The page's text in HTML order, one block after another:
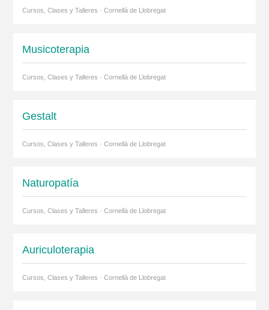
Cursos, Clases y Talleres · Cornellà de Llobregat
Musicoterapia
Cursos, Clases y Talleres · Cornellà de Llobregat
Gestalt
Cursos, Clases y Talleres · Cornellà de Llobregat
Naturopatía
Cursos, Clases y Talleres · Cornellà de Llobregat
Auriculoterapia
Cursos, Clases y Talleres · Cornellà de Llobregat